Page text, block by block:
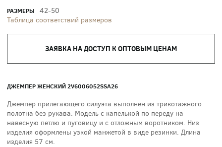
РАЗМЕРЫ
42-50
Таблица соответствий размеров
ЗАЯВКА НА ДОСТУП К ОПТОВЫМ ЦЕНАМ
ДЖЕМПЕР ЖЕНСКИЙ 2V6006052SSA26
Джемпер прилегающего силуэта выполнен из трикотажного
полотна без рукава. Модель с капелькой по переду на
навесную петлю и пуговицу и с отложным воротником. Низ
изделия оформлены узкой манжетой в виде резинки. Длина
изделия 57 см.